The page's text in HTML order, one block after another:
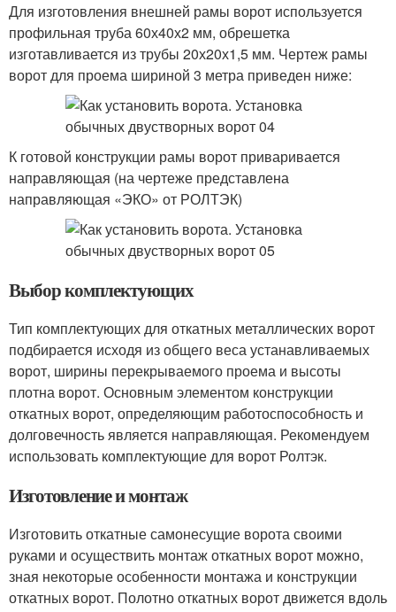
Для изготовления внешней рамы ворот используется
профильная труба 60х40х2 мм, обрешетка
изготавливается из трубы 20х20х1,5 мм. Чертеж рамы
ворот для проема шириной 3 метра приведен ниже:
К готовой конструкции рамы ворот приваривается
направляющая (на чертеже представлена
направляющая «ЭКО» от РОЛТЭК)
Выбор комплектующих
Тип комплектующих для откатных металлических ворот
подбирается исходя из общего веса устанавливаемых
ворот, ширины перекрываемого проема и высоты
плотна ворот. Основным элементом конструкции
откатных ворот, определяющим работоспособность и
долговечность является направляющая. Рекомендуем
использовать комплектующие для ворот Ролтэк.
Изготовление и монтаж
Изготовить откатные самонесущие ворота своими
руками и осуществить монтаж откатных ворот можно,
зная некоторые особенности монтажа и конструкции
откатных ворот. Полотно откатных ворот движется вдоль